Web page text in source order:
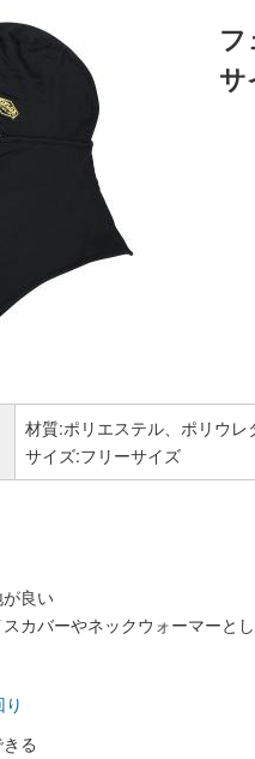
サ
材質:ポリエステル、ポリウレ
サイズ:フリーサイズ
良い
カバーやネックウォーマーと
る